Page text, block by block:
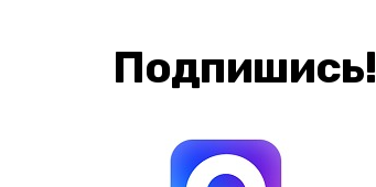
Подпишись!